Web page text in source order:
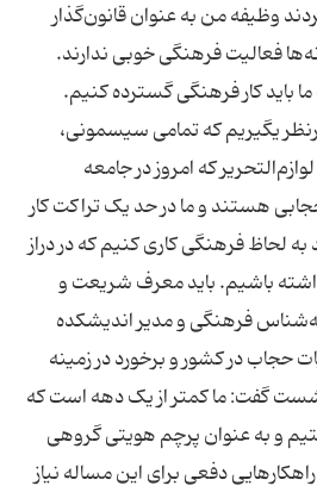
وظیفه من به عنوان قانون‌گذار
فعالیت فرهنگی خوبی ندارند.
باید کار فرهنگی گسترده کنیم.
یگیریم که تمامی سیسمونی،
که امروز در جامعه
هستند و ما در حد یک تراکت کار
لحاظ فرهنگی کاری کنیم که در دراز
باشیم. باید معرف شریعت و
فرهنگی و مدیر اندیشکده
حجاب در کشور و برخورد در زمینه
گفت: ما کمتر از یک دهه است که
و به عنوان پرچم هویتی گروهی
دفعی برای این مساله نیاز